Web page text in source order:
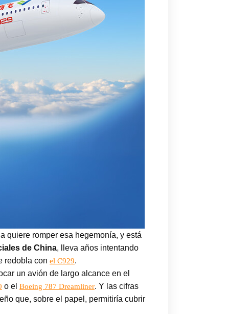
quiere romper esa hegemonía, y está
de China, lleva años intentando
redobla con el C929.
un avión de largo alcance en el
o el Boeing 787 Dreamliner. Y las cifras
que, sobre el papel, permitiría cubrir